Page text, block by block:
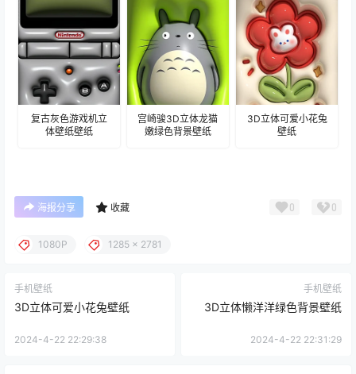
复古灰色游戏机立
体壁纸壁纸
宫崎骏3D立体龙猫
嫩绿色背景壁纸
3D立体可爱小花兔
壁纸
海报分享 收藏 0 0
1080P 1285 x 2781
手机壁纸
3D立体可爱小花兔壁纸
2024-4-22 22:29:38
手机壁纸
3D立体懒洋洋绿色背景壁纸
2024-4-22 22:31:29